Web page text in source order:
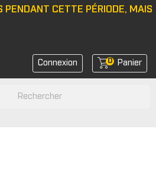
PENDANT CETTE PÉRIODE, MAIS
Connexion 0 Panier